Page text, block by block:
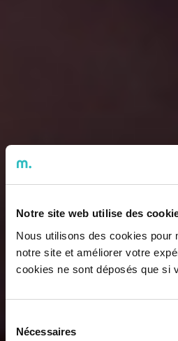
Notre site web utilise des
Nous utilisons des cookies pour
notre site et améliorer votre
cookies ne sont déposés que si
Nécessaires